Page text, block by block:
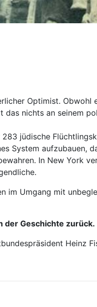
Optimist. Obwohl
das nichts an seinem
jüdische
System aufzubauen,
In New York
im Umgang mit
der Geschichte zurück.
Heinz